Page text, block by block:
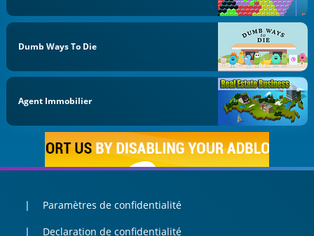
Dumb Ways To Die
Agent Immobilier
Paramètres de confidentialité
Declaration de confidentialité